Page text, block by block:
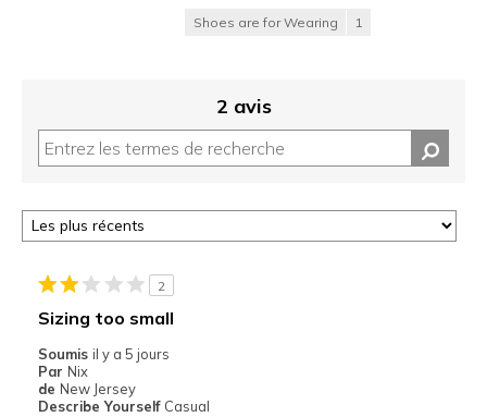
Shoes are for Wearing 1
2 avis
2
Sizing too small
Soumis il y a 5 jours
Par Nix
de New Jersey
Describe Yourself Casual